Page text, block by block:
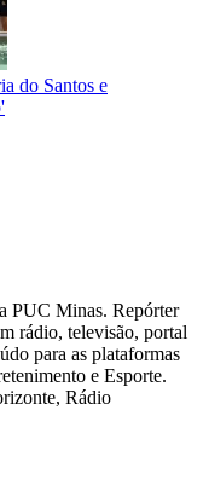
do Santos e
PUC Minas. Repórter
rádio, televisão, portal
para as plataformas
e Esporte.
Rádio